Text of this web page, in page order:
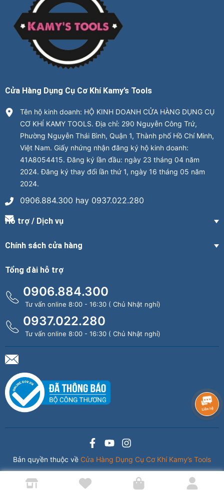
Cửa Hàng Dụng Cụ Cơ Khí Kamy’s Tools
Tên hộ kinh doanh: HỘ KINH DOANH CỬA HÀNG DỤNG CỤ
CƠ KHÍ KAMY TOOLS. Địa chỉ: 290 Nguyễn Công Trứ,
Phường Nguyễn Thái Bình, Quận 1, Thành phố Hồ Chí Minh,
Việt Nam. Giấy nhứng nhận đăng ký hộ kinh doanh:
41A8054415. Đăng ký lần đầu: ngày 23 tháng 04 năm
2024. Đăng ký thay đổi lần thứ 1, ngày 16 tháng 05 năm
2024.
0906.884.300 hay 0937.022.280
Hỗ trợ / Dịch vụ
Chính sách cửa hàng
Tổng đài hỗ trợ
0906.884.300
Tư vấn online 8:00 - 16:30 ( Chủ Nhật nghỉ)
0937.022.280
Tư vấn online 8:00 - 16:30 ( Chủ Nhật nghỉ)
Bản quyền thuộc về Cửa Hàng Dụng Cụ Cơ Khí Kamy’s Tools